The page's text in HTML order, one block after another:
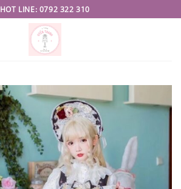
HOT LINE: 0792 322 310